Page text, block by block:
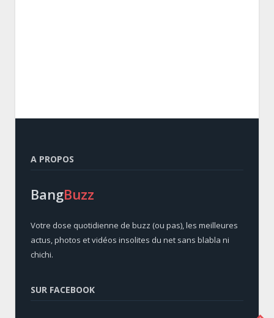
A PROPOS
BangBuzz
Votre dose quotidienne de buzz (ou pas), les meilleures
actus, photos et vidéos insolites du net sans blabla ni
chichi.
SUR FACEBOOK